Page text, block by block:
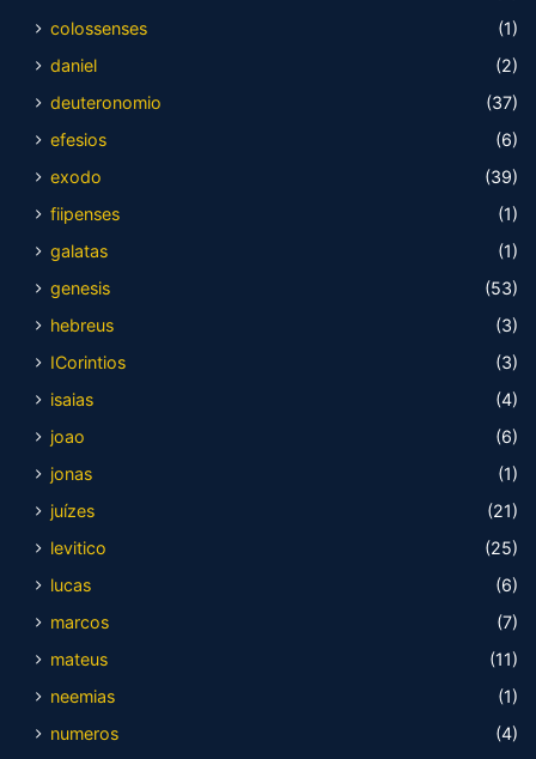
colossenses
(1)
daniel
(2)
deuteronomio
(37)
efesios
(6)
exodo
(39)
fiipenses
(1)
galatas
(1)
genesis
(53)
hebreus
(3)
ICorintios
(3)
isaias
(4)
joao
(6)
jonas
(1)
juízes
(21)
levitico
(25)
lucas
(6)
marcos
(7)
mateus
(11)
neemias
(1)
numeros
(4)